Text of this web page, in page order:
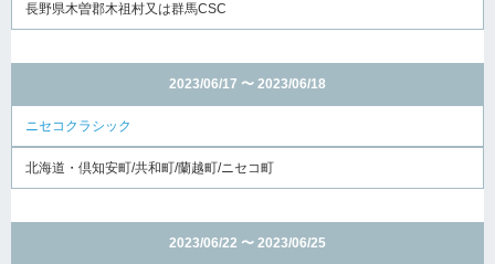
長野県木曽郡木祖村又は群馬CSC
2023/06/17 〜 2023/06/18
ニセコクラシック
北海道・倶知安町/共和町/蘭越町/ニセコ町
2023/06/22 〜 2023/06/25